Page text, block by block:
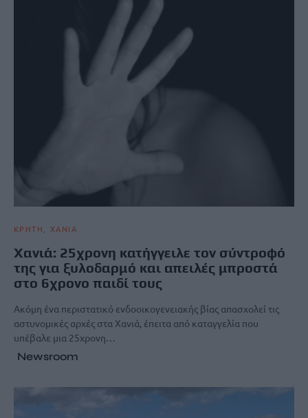
ΚΡΗΤΗ ΧΑΝΙΑ
Χανιά: 25χρονη κατήγγειλε τον σύντροφό
της για ξυλοδαρμό και απειλές μπροστά
στο 6χρονο παιδί τους
Ακόμη ένα περιστατικό ενδοοικογενειακής βίας απασχολεί τις
αστυνομικές αρχές στα Χανιά, έπειτα από καταγγελία που
υπέβαλε μια 25χρονη…
Newsroom